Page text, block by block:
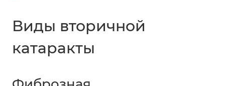
Виды вторичной
катаракты